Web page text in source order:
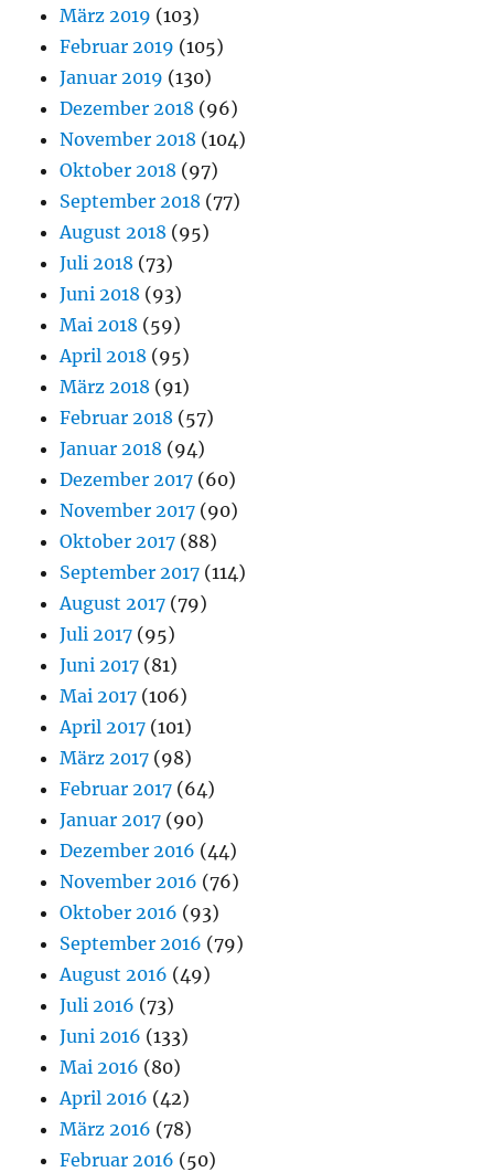
März 2019 (103)
Februar 2019 (105)
Januar 2019 (130)
Dezember 2018 (96)
November 2018 (104)
Oktober 2018 (97)
September 2018 (77)
August 2018 (95)
Juli 2018 (73)
Juni 2018 (93)
Mai 2018 (59)
April 2018 (95)
März 2018 (91)
Februar 2018 (57)
Januar 2018 (94)
Dezember 2017 (60)
November 2017 (90)
Oktober 2017 (88)
September 2017 (114)
August 2017 (79)
Juli 2017 (95)
Juni 2017 (81)
Mai 2017 (106)
April 2017 (101)
März 2017 (98)
Februar 2017 (64)
Januar 2017 (90)
Dezember 2016 (44)
November 2016 (76)
Oktober 2016 (93)
September 2016 (79)
August 2016 (49)
Juli 2016 (73)
Juni 2016 (133)
Mai 2016 (80)
April 2016 (42)
März 2016 (78)
Februar 2016 (50)